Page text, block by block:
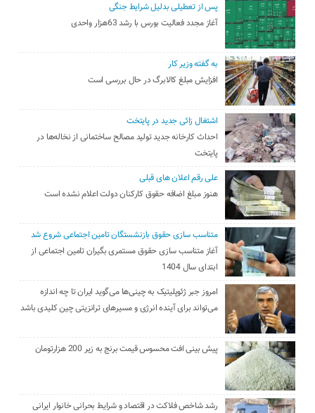
پس از تعطیلی بدلیل شرایط جنگی
آغاز مجدد فعالیت بورس با رشد 63هزار واحدی
به گفته وزیر کار
افزایش مبلغ کالابرگ در حال بررسی است
اشتغال زائی جدید در پایتخت
احداث کارخانه جدید تولید مصالح ساختمانی از نخاله‌ها در
پایتخت
علی رقم اعلان های قبلی
هنوز مبلغ اضافه حقوق کارکنان دولت اعلام نشده است
متناسب سازی حقوق بازنشستگان تامین اجتماعی شروع شد
آغاز متناسب سازی حقوق مستمری بگیران تامین اجتماعی از
ابتدای سال 1404
امروز جبر ژئوپلیتیک به چینی‌ها می‌گوید ایران تا چه اندازه
می‌تواند برای آینده انرژی و مسیرهای ترانزیتی چین کلیدی باشد
پیش بینی افت محسوس قیمت برنج به زیر 200 هزارتومان
رشد شاخص فلاکت در اقتصاد و شرایط بحرانی خانوار ایرانی